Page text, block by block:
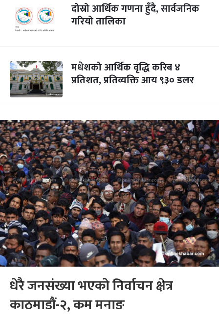
दोस्रो आर्थिक गणना हुँदै, सार्वजनिक
गरियो तालिका
मधेशको आर्थिक वृद्धि करिब ४
प्रतिशत, प्रतिव्यक्ति आय ९३० डलर
धेरै जनसंख्या भएको निर्वाचन क्षेत्र
काठमाडौं-२, कम मनाङ